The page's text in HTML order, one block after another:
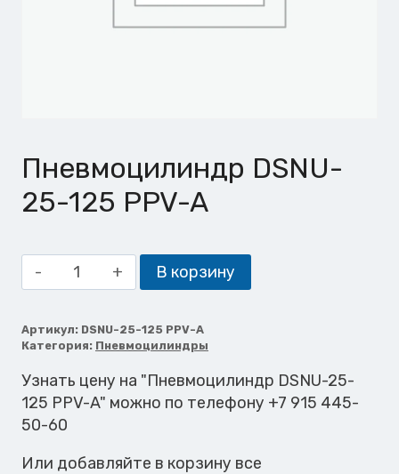
Пневмоцилиндр DSNU-
25-125 PPV-A
Количество
товара
DSNU-
25-
125
PPV-
A
В корзину
Артикул: DSNU-25-125 PPV-A
Категория: Пневмоцилиндры
Узнать цену на "Пневмоцилиндр DSNU-25-
125 PPV-A" можно по телефону +7 915 445-
50-60
Или добавляйте в корзину все